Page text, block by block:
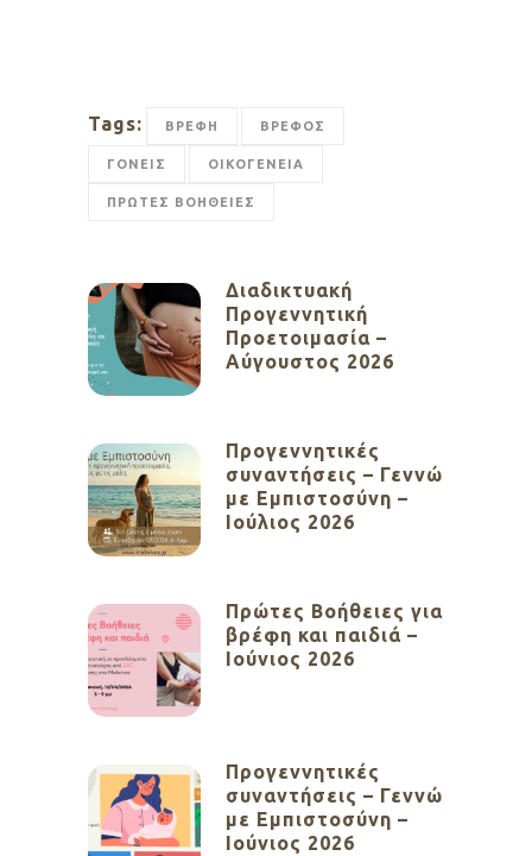
Tags: ΒΡΕΦΗ ΒΡΕΦΟΣ
ΓΟΝΕΙΣ ΟΙΚΟΓΕΝΕΙΑ
ΠΡΩΤΕΣ ΒΟΗΘΕΙΕΣ
Διαδικτυακή
Προγεννητική
Προετοιμασία –
Αύγουστος 2026
Προγεννητικές
συναντήσεις – Γεννώ
με Εμπιστοσύνη –
Ιούλιος 2026
Πρώτες Βοήθειες για
βρέφη και παιδιά –
Ιούνιος 2026
Προγεννητικές
συναντήσεις – Γεννώ
με Εμπιστοσύνη –
Ιούνιος 2026